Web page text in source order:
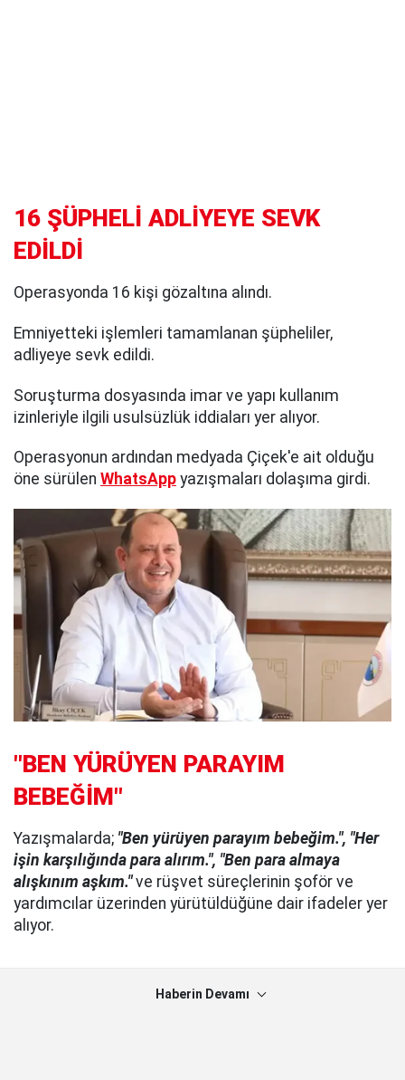
16 ŞÜPHELİ ADLİYEYE SEVK
EDİLDİ
Operasyonda 16 kişi gözaltına alındı.
Emniyetteki işlemleri tamamlanan şüpheliler,
adliyeye sevk edildi.
Soruşturma dosyasında imar ve yapı kullanım
izinleriyle ilgili usulsüzlük iddiaları yer alıyor.
Operasyonun ardından medyada Çiçek'e ait olduğu
öne sürülen WhatsApp yazışmaları dolaşıma girdi.
"BEN YÜRÜYEN PARAYIM
BEBEĞİM"
Yazışmalarda; "Ben yürüyen parayım bebeğim.", "Her
işin karşılığında para alırım.", "Ben para almaya
alışkınım aşkım."ve rüşvet süreçlerinin şoför ve
yardımcılar üzerinden yürütüldüğüne dair ifadeler yer
alıyor.
Haberin Devamı